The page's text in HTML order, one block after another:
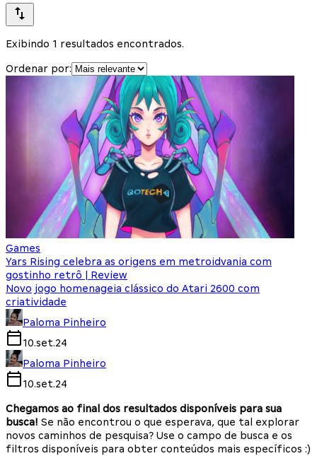
Exibindo 1 resultados encontrados.
Ordenar por:
Games
Yars Rising celebra as origens em metroidvania com
gostinho retrô | Review
Novo jogo homenageia clássico do Atari 2600 com
criatividade
Paloma Pinheiro
10.set.24
Paloma Pinheiro
10.set.24
Chegamos ao final dos resultados disponíveis para sua
busca! Se não encontrou o que esperava, que tal explorar
novos caminhos de pesquisa? Use o campo de busca e os
filtros disponíveis para obter conteúdos mais específicos :)